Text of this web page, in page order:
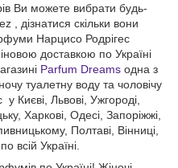
Ви можете вибрати будь-
, дізнатися скільки вони
Нарцисо Родрігес
доставкою по Україні
Parfum Dreams одна з
туалетну воду та чоловічу
Києві, Львові, Ужгороді,
Харкові, Одесі, Запоріжжі,
Полтаві, Вінниці,
всій Україні.